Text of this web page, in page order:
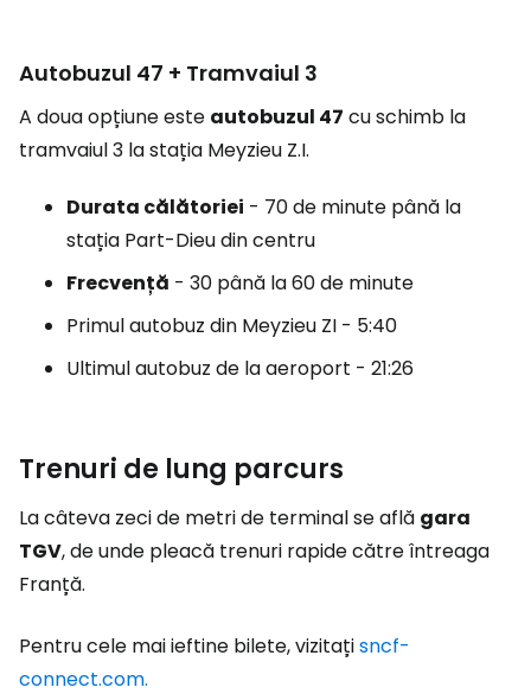
Autobuzul 47 + Tramvaiul 3
A doua opțiune este autobuzul 47 cu schimb la
tramvaiul 3 la stația Meyzieu Z.I.
Durata călătoriei - 70 de minute până la
stația Part-Dieu din centru
Frecvență - 30 până la 60 de minute
Primul autobuz din Meyzieu ZI - 5:40
Ultimul autobuz de la aeroport - 21:26
Trenuri de lung parcurs
La câteva zeci de metri de terminal se află gara
TGV, de unde pleacă trenuri rapide către întreaga
Franță.
Pentru cele mai ieftine bilete, vizitațisncf-
connect.com.